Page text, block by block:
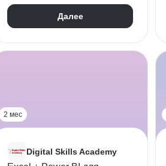
Очистка данных
Microsoft Office
Далее
2 мес
Digital Skills Academy